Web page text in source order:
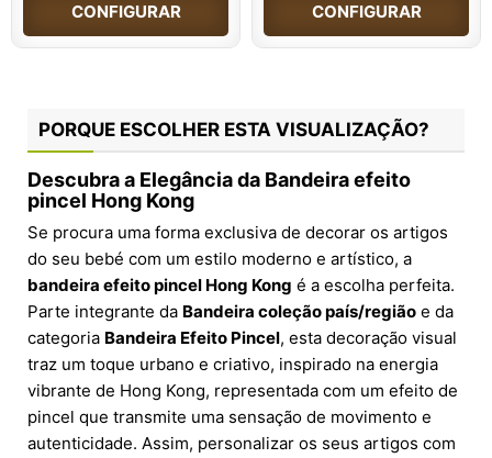
CONFIGURAR CONFIGURAR
PORQUE ESCOLHER ESTA VISUALIZAÇÃO?
Descubra a Elegância da Bandeira efeito
pincel Hong Kong
Se procura uma forma exclusiva de decorar os artigos
do seu bebé com um estilo moderno e artístico, a
bandeira efeito pincel Hong Kong é a escolha perfeita.
Parte integrante da Bandeira coleção país/região e da
categoria Bandeira Efeito Pincel, esta decoração visual
traz um toque urbano e criativo, inspirado na energia
vibrante de Hong Kong, representada com um efeito de
pincel que transmite uma sensação de movimento e
autenticidade. Assim, personalizar os seus artigos com